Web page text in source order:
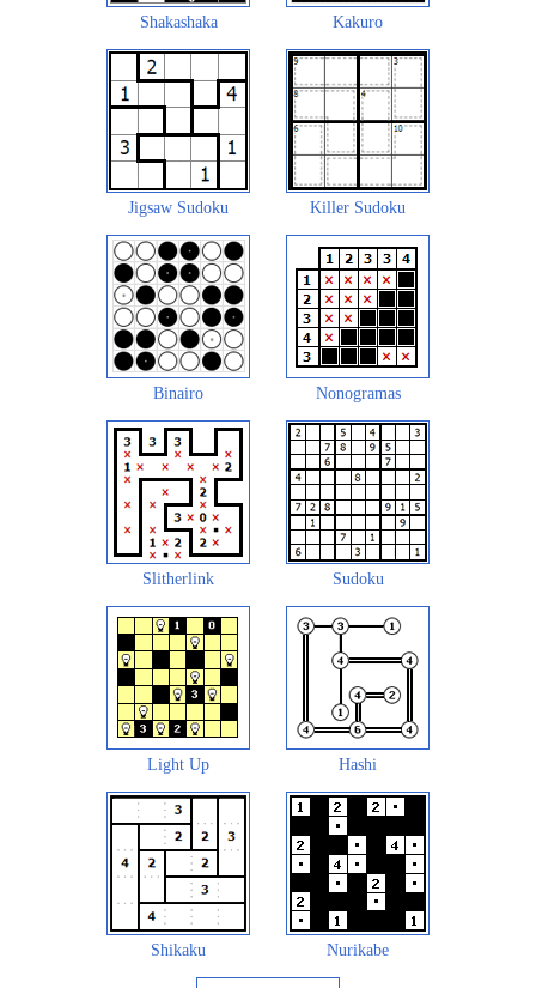
Shakashaka Kakuro
Jigsaw Sudoku Killer Sudoku
Binairo Nonogramas
Slitherlink Sudoku
Light Up Hashi
Shikaku Nurikabe